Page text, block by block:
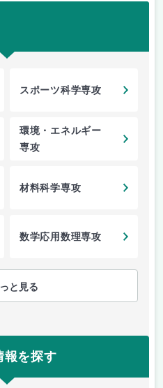
スポーツ科学専攻
環境・エネルギー
専攻
材料科学専攻
数学応用数理専攻
と見る
報を探す